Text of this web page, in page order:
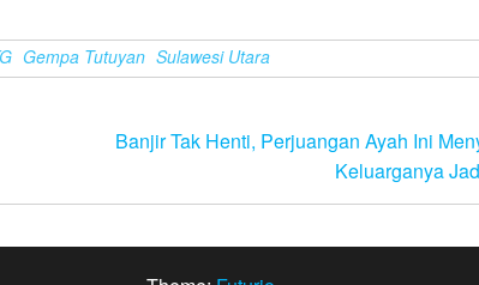
Gempa Tutuyan Sulawesi Utara
Banjir Tak Henti, Perjuangan Ayah Ini
Keluarganya